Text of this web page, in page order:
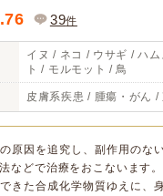
39件
イヌ / ネコ / ウサギ / ハ
ト / モルモット / 鳥
皮膚系疾患 / 腫瘍・がん /
原因を追究し、副作用のな
などで治療をおこないます
きた合成化学物質ゆえに、